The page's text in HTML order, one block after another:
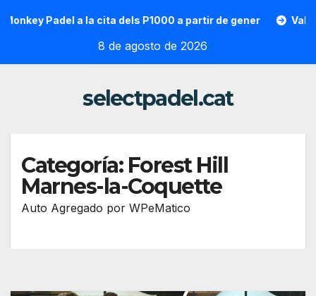
Padel a la cita dels P1000 a partir de gener Vallon
8 de agosto de 2026
selectpadel.cat
Categoría: Forest Hill
Marnes-la-Coquette
Auto Agregado por WPeMatico